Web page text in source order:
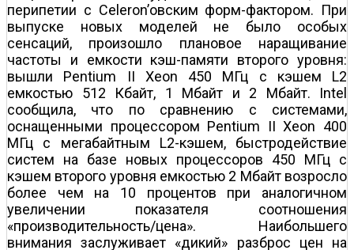
перипетии с Celeron’овским форм-фактором. При
выпуске новых моделей не было особых
сенсаций, произошло плановое наращивание
частоты и емкости кэш-памяти второго уровня:
вышли Pentium II Xeon 450 МГц с кэшем L2
емкостью 512 Кбайт, 1 Мбайт и 2 Мбайт. Intel
сообщила, что по сравнению с системами,
оснащенными процессором Pentium II Xeon 400
МГц с мегабайтным L2-кэшем, быстродействие
систем на базе новых процессоров 450 МГц с
кэшем второго уровня емкостью 2 Мбайт возросло
более чем на 10 процентов при аналогичном
увеличении показателя соотношения
«производительность/цена». Наибольшего
внимания заслуживает «дикий» разброс цен на